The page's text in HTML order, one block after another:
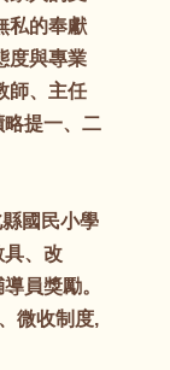
私的奉獻
度與專業
師、主任
提一、二
國民小學
具、改
員獎勵。
微收制度,